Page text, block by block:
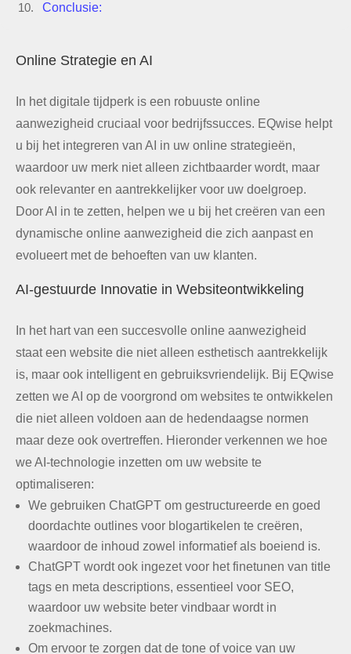
Conclusie:
Online Strategie en AI
In het digitale tijdperk is een robuuste online
aanwezigheid cruciaal voor bedrijfssucces. EQwise helpt
u bij het integreren van AI in uw online strategieën,
waardoor uw merk niet alleen zichtbaarder wordt, maar
ook relevanter en aantrekkelijker voor uw doelgroep.
Door AI in te zetten, helpen we u bij het creëren van een
dynamische online aanwezigheid die zich aanpast en
evolueert met de behoeften van uw klanten.
AI-gestuurde Innovatie in Websiteontwikkeling
In het hart van een succesvolle online aanwezigheid
staat een website die niet alleen esthetisch aantrekkelijk
is, maar ook intelligent en gebruiksvriendelijk. Bij EQwise
zetten we AI op de voorgrond om websites te ontwikkelen
die niet alleen voldoen aan de hedendaagse normen
maar deze ook overtreffen. Hieronder verkennen we hoe
we AI-technologie inzetten om uw website te
optimaliseren:
We gebruiken ChatGPT om gestructureerde en goed
doordachte outlines voor blogartikelen te creëren,
waardoor de inhoud zowel informatief als boeiend is.
ChatGPT wordt ook ingezet voor het finetunen van title
tags en meta descriptions, essentieel voor SEO,
waardoor uw website beter vindbaar wordt in
zoekmachines.
Om ervoor te zorgen dat de tone of voice van uw